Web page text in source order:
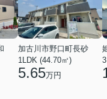
加古川市野口町長砂
1LDK (44.70㎡)
5.65万円